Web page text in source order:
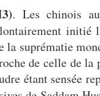
. Les chinois
initié
la suprématie
de celle de
étant sensée